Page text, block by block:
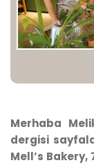
Merhaba
dergisi
Mell’s Bakery,